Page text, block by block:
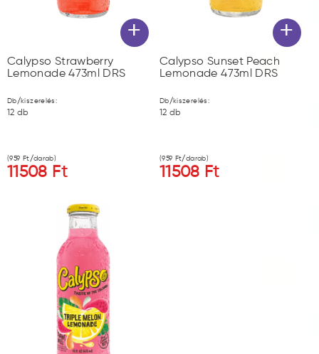
+
Calypso Strawberry
Lemonade 473ml DRS
Db/kiszerelés:
12 db
(959 Ft/darab)
11508 Ft
+
Calypso Sunset Peach
Lemonade 473ml DRS
Db/kiszerelés:
12 db
(959 Ft/darab)
11508 Ft